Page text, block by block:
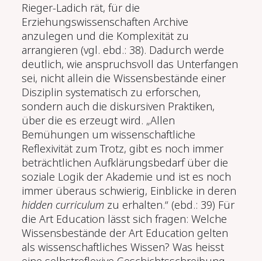
Rieger-Ladich rät, für die
Erziehungswissenschaften Archive
anzulegen und die Komplexität zu
arrangieren (vgl. ebd.: 38). Dadurch werde
deutlich, wie anspruchsvoll das Unterfangen
sei, nicht allein die Wissensbestände einer
Disziplin systematisch zu erforschen,
sondern auch die diskursiven Praktiken,
über die es erzeugt wird. „Allen
Bemühungen um wissenschaftliche
Reflexivität zum Trotz, gibt es noch immer
beträchtlichen Aufklärungsbedarf über die
soziale Logik der Akademie und ist es noch
immer überaus schwierig, Einblicke in deren
hidden curriculum zu erhalten.“ (ebd.: 39) Für
die Art Education lässt sich fragen: Welche
Wissensbestände der Art Education gelten
als wissenschaftliches Wissen? Was heisst